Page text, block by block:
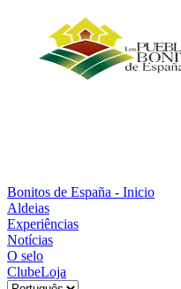
Bonitos de España - Inicio
Aldeias
Experiências
Notícias
O selo
ClubeLoja